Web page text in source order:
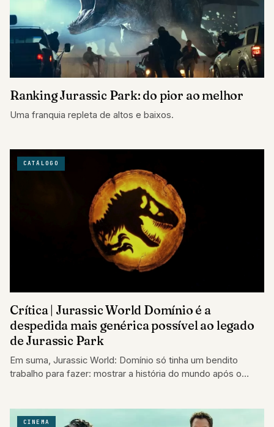
Ranking Jurassic Park: do pior ao melhor
Uma franquia repleta de altos e baixos.
CATÁLOGO
Crítica | Jurassic World Domínio é a
despedida mais genérica possível ao legado
de Jurassic Park
Em suma, Jurassic World: Domínio só tinha um bendito
trabalho para fazer: mostrar a história do mundo após o
CINEMA